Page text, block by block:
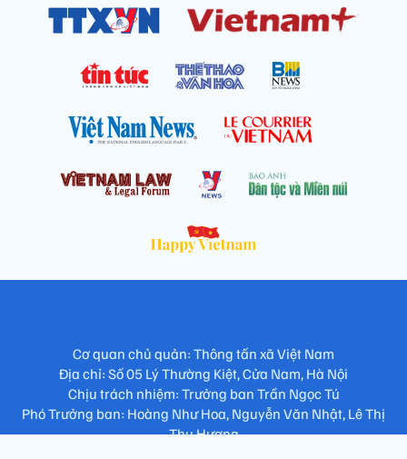
Cơ quan chủ quản: Thông tấn xã Việt Nam
Địa chỉ: Số 05 Lý Thường Kiệt, Cửa Nam, Hà Nội
Chịu trách nhiệm: Trưởng ban Trần Ngọc Tú
Phó Trưởng ban: Hoàng Như Hoa, Nguyễn Văn Nhật, Lê Thị